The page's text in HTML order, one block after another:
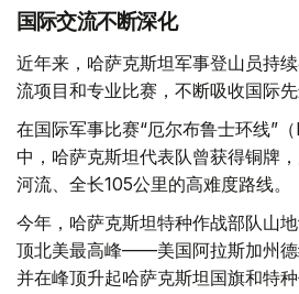
国际交流不断深化
近年来，哈萨克斯坦军事登山员持
流项目和专业比赛，不断吸收国际先
在国际军事比赛“厄尔布鲁士环线”
中，哈萨克斯坦代表队曾获得铜牌
河流、全长105公里的高难度路线。
今年，哈萨克斯坦特种作战部队山
顶北美最高峰——美国阿拉斯加州德
并在峰顶升起哈萨克斯坦国旗和特种